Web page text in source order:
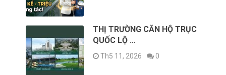
THỊ TRƯỜNG CĂN HỘ TRỤC
QUỐC LỘ …
Th5 11, 2026 0